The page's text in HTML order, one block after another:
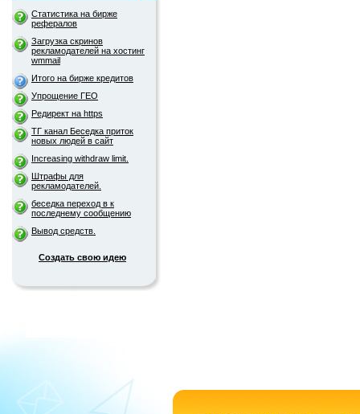
Статистика на бирже
рефералов
Загрузка скринов
рекламодателей на хостинг
wmmail
Итого на бирже кредитов
Упрощение ГЕО
Редирект на https
ТГ канал Беседка приток
новых людей в сайт
Increasing withdraw limit.
Штрафы для
рекламодателей.
беседка переход в к
последнему сообщению
Вывод средств.
Создать свою идею